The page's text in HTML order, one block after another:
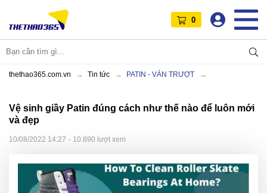
0
thethao365.com.vn Tin tức PATIN - VÁN TRƯỢT
Vệ sinh giầy Patin đúng cách như thế nào để luôn mới
và đẹp
10/08/2022 14:27 - 10.890 lượt xem